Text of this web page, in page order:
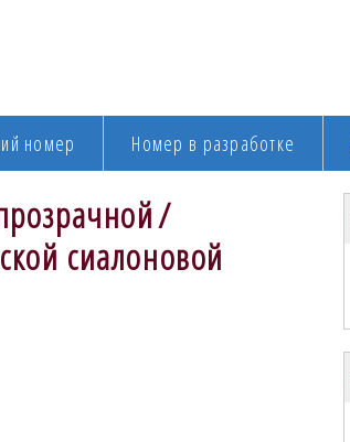
номер Номер в разработке
/
сиалоновой